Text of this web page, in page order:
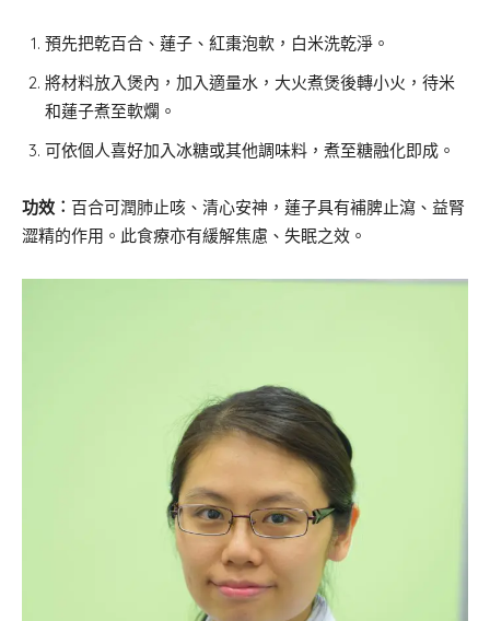
預先把乾百合、蓮子、紅棗泡軟，白米洗乾淨。
將材料放入煲內，加入適量水，大火煮煲後轉小火，待米
和蓮子煮至軟爛。
可依個人喜好加入冰糖或其他調味料，煮至糖融化即成。
功效︰ 百合可潤肺止咳、清心安神，蓮子具有補脾止瀉、益腎
澀精的作用。此食療亦有緩解焦慮、失眠之效。